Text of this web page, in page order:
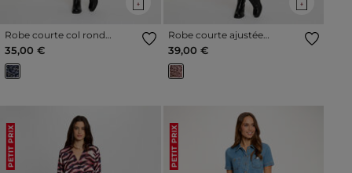
Robe courte col rond
multicolore femme
35,00 €
Robe courte ajustée
multicolore femme
39,00 €
PETIT PRIX PETIT PRIX